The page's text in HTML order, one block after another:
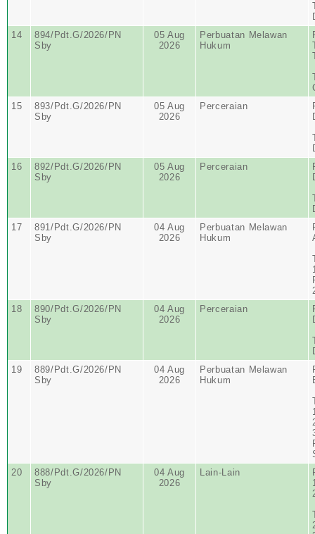
14
894/Pdt.G/2026/PN
Sby
05 Aug
2026
Perbuatan Melawan
Hukum
15
893/Pdt.G/2026/PN
Sby
05 Aug
2026
Perceraian
16
892/Pdt.G/2026/PN
Sby
05 Aug
2026
Perceraian
17
891/Pdt.G/2026/PN
Sby
04 Aug
2026
Perbuatan Melawan
Hukum
18
890/Pdt.G/2026/PN
Sby
04 Aug
2026
Perceraian
19
889/Pdt.G/2026/PN
Sby
04 Aug
2026
Perbuatan Melawan
Hukum
20
888/Pdt.G/2026/PN
Sby
04 Aug
2026
Lain-Lain